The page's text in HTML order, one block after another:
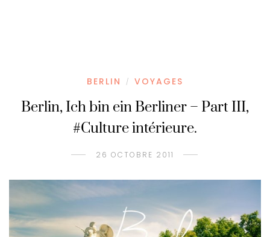
BERLIN / VOYAGES
Berlin, Ich bin ein Berliner – Part III,
#Culture intérieure.
26 OCTOBRE 2011